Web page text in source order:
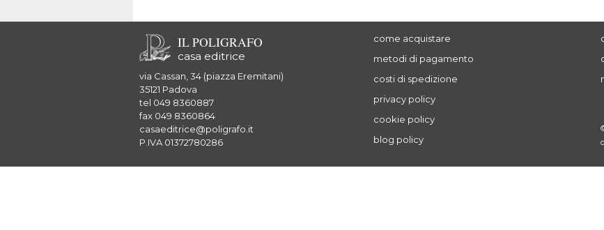
IL POLIGRAFO
casa editrice
via Cassan, 34 (piazza Eremitani)
35121 Padova
tel 049 8360887
fax 049 8360864
casaeditrice@poligrafo.it
P.IVA 01372780286
come acquistare
metodi di pagamento
costi di spedizione
privacy policy
cookie policy
blog policy